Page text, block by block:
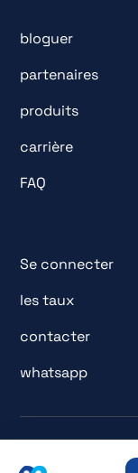
bloguer
partenaires
produits
carrière
FAQ
Se connecter
les taux
contacter
whatsapp
© Tous droits